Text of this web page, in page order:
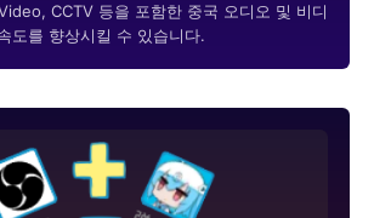
CCTV 등을 포함한 중국 오디오 및 비디
도를 향상시킬 수 있습니다.